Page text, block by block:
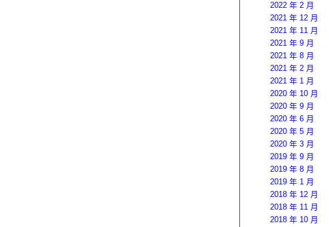
2022 年 2 月
2021 年 12 月
2021 年 11 月
2021 年 9 月
2021 年 8 月
2021 年 2 月
2021 年 1 月
2020 年 10 月
2020 年 9 月
2020 年 6 月
2020 年 5 月
2020 年 3 月
2019 年 9 月
2019 年 8 月
2019 年 1 月
2018 年 12 月
2018 年 11 月
2018 年 10 月